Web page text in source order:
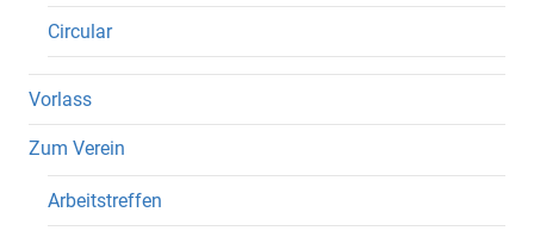
Circular
Vorlass
Zum Verein
Arbeitstreffen